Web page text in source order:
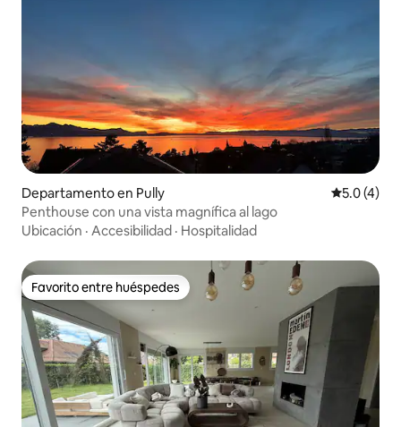
Departamento en Pully
5.0 (4)
Penthouse con una vista magnífica al lago
Ubicación · Accesibilidad · Hospitalidad
Favorito entre huéspedes
Favorito entre huéspedes